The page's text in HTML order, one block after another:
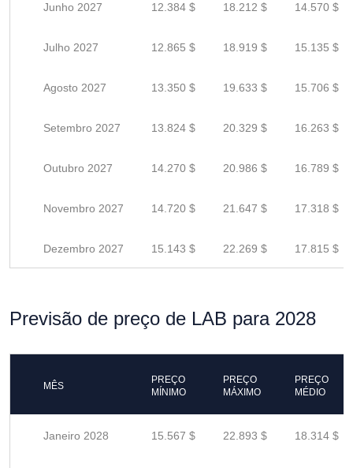
Junho 2027 12.384 $ 18.212 $ 14.570 $
Julho 2027 12.865 $ 18.919 $ 15.135 $
Agosto 2027 13.350 $ 19.633 $ 15.706 $
Setembro 2027 13.824 $ 20.329 $ 16.263 $
Outubro 2027 14.270 $ 20.986 $ 16.789 $
Novembro 2027 14.720 $ 21.647 $ 17.318 $
Dezembro 2027 15.143 $ 22.269 $ 17.815 $
Previsão de preço de LAB para 2028
MÊS
PREÇO
MÍNIMO
PREÇO
MÁXIMO
PREÇO
MÉDIO
Janeiro 2028 15.567 $ 22.893 $ 18.314 $